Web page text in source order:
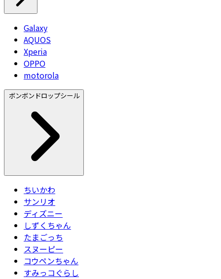
Galaxy
AQUOS
Xperia
OPPO
motorola
ボンボンドロップシール
ちいかわ
サンリオ
ディズニー
しずくちゃん
たまごっち
スヌーピー
コウペンちゃん
すみっコぐらし